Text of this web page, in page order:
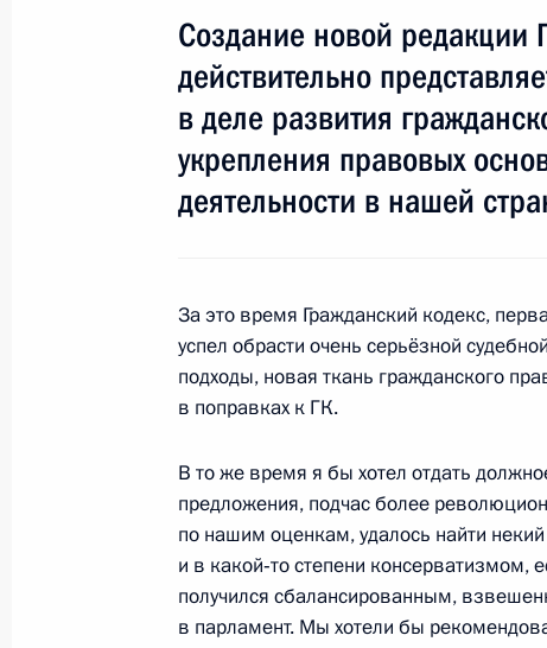
за преступления экономического
23 июля 2012 года, 18:30
Об исполнении поручения
возможности возбуждения
Об исполнении поручения
состава преступления, как
23 июля 2012 года, 18:10
Об исполнении поручения
лицам, впервые совершившим
характера, наказания, не
Создание новой редакции
действительно
в деле развития
укрепления правовых
деятельности в нашей
За это время Гражданский кодекс,
успел обрасти очень серьёзной
подходы, новая ткань гражданского
в поправках к ГК.
В то же время я бы хотел отдать
предложения, подчас более
по нашим оценкам, удалось найти
и в какой‑то степени консерватизмом,
получился сбалансированным,
в парламент. Мы хотели бы